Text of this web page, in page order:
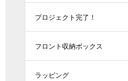
プロジェクト完了！
フロント収納ボックス
ラッピング